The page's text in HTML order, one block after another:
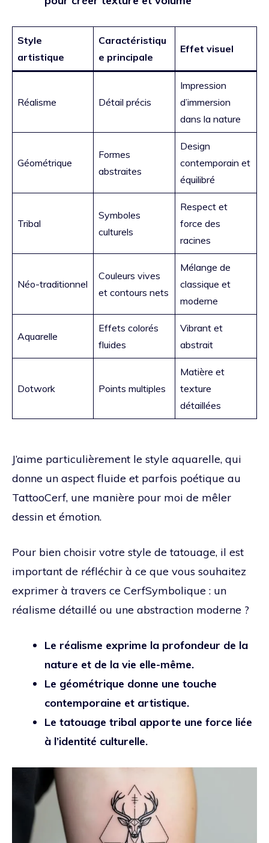
Style
artistique
Caractéristiqu
e principale
Effet visuel
Réalisme Détail précis
Impression
d’immersion
dans la nature
Géométrique
Formes
abstraites
Design
contemporain et
équilibré
Tribal
Symboles
culturels
Respect et
force des
racines
Néo-traditionnel
Couleurs vives
et contours nets
Mélange de
classique et
moderne
Aquarelle
Effets colorés
fluides
Vibrant et
abstrait
Dotwork Points multiples
Matière et
texture
détaillées
J’aime particulièrement le style aquarelle, qui
donne un aspect fluide et parfois poétique au
TattooCerf, une manière pour moi de mêler
dessin et émotion.
Pour bien choisir votre style de tatouage, il est
important de réfléchir à ce que vous souhaitez
exprimer à travers ce CerfSymbolique : un
réalisme détaillé ou une abstraction moderne ?
Le réalisme exprime la profondeur de la
nature et de la vie elle-même.
Le géométrique donne une touche
contemporaine et artistique.
Le tatouage tribal apporte une force liée
à l’identité culturelle.